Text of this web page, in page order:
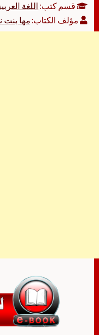
قسم كتب:اللغة
مؤلف الكتاب:مها بنت